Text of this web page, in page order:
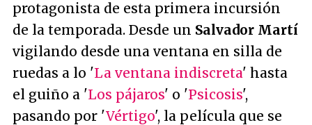
protagonista de esta primera incursión
de la temporada. Desde un Salvador Martí
vigilando desde una ventana en silla de
ruedas a lo 'La ventana indiscreta' hasta
el guiño a 'Los pájaros' o 'Psicosis',
pasando por 'Vértigo', la película que se